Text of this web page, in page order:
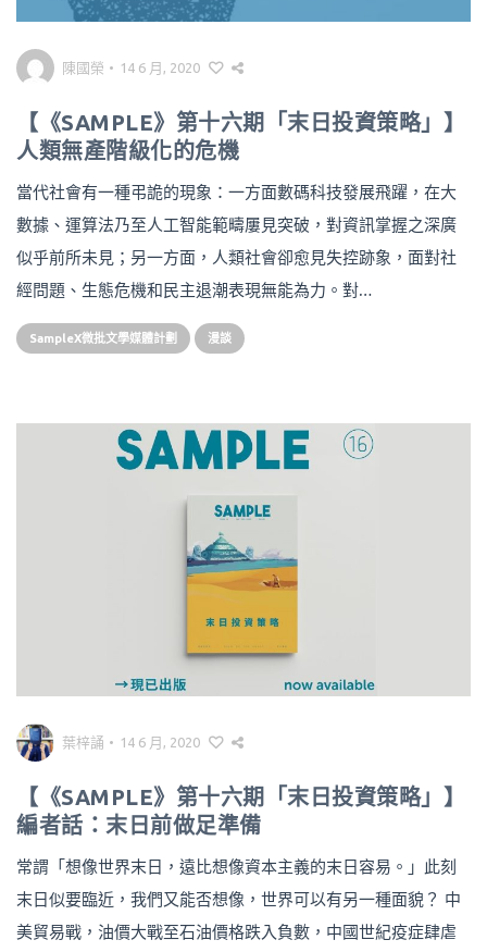
陳國榮 • 14 6 月, 2020
【《SAMPLE》第十六期「末日投資策略」】
人類無產階級化的危機
當代社會有一種弔詭的現象：一方面數碼科技發展飛躍，在大
數據、運算法乃至人工智能範疇屢見突破，對資訊掌握之深廣
似乎前所未見；另一方面，人類社會卻愈見失控跡象，面對社
經問題、生態危機和民主退潮表現無能為力。對…
SampleX微批文學媒體計劃 漫談
葉梓誦 • 14 6 月, 2020
【《SAMPLE》第十六期「末日投資策略」】
編者話：末日前做足準備
常謂「想像世界末日，遠比想像資本主義的末日容易。」此刻
末日似要臨近，我們又能否想像，世界可以有另一種面貌？ 中
美貿易戰，油價大戰至石油價格跌入負數，中國世紀疫症肆虐